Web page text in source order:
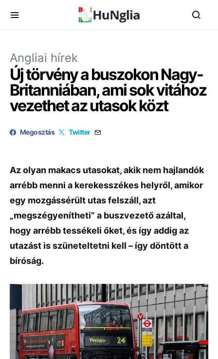
Angliai hírek
Új törvény a buszokon Nagy-
Britanniában, ami sok vitához
vezethet az utasok közt
Megosztás Twitter
Az olyan makacs utasokat, akik nem hajlandók
arrébb menni a kerekesszékes helyről, amikor
egy mozgássérült utas felszáll, azt
„megszégyenítheti” a buszvezető azáltal,
hogy arrébb tessékeli őket, és így addig az
utazást is szüneteltetni kell – így döntött a
bíróság.